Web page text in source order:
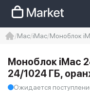
Iphone 14 pro max
Mac iMac Моноблок
Моноблок iMac
24/1024 ГБ,
Ожидается